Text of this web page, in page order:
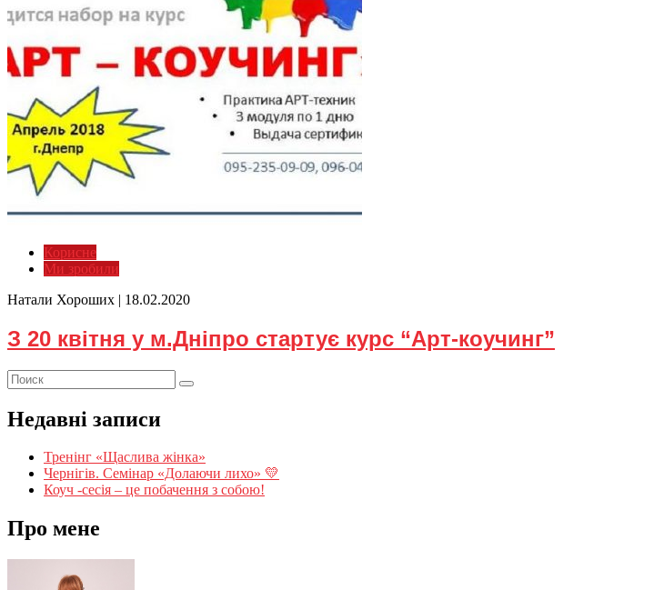
Корисне
Ми зробили
Натали Хороших | 18.02.2020
З 20 квітня у м.Дніпро стартує курс “Арт-коучинг”
Недавні записи
Тренінг «Щаслива жінка»
Чернігів. Семінар «Долаючи лихо» 💛
Коуч -сесія – це побачення з собою!
Про мене